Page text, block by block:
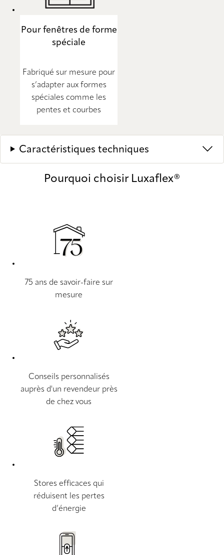
Pour fenêtres de forme
spéciale
Fabriqué sur mesure pour
s’adapter aux formes
spéciales comme les
pentes et courbes
Caractéristiques techniques
Pourquoi choisir Luxaflex®
75 ans de savoir-faire sur
mesure
Conseils personnalisés
auprès d'un revendeur près
de chez vous
Stores efficaces qui
réduisent les pertes
d’énergie